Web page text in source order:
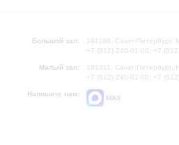
Большой зал:
191186, Санкт-Петербург,
+7 (812) 240-01-00, +7
Малый зал:
191011, Санкт-Петербург,
+7 (812) 240-01-00, +7
Напишите нам:
MAX